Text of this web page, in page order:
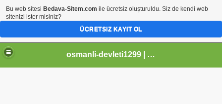
osmanli-devleti1299 | Osmanli Devleti | osmanli padisahlari | osmanli vezirleri | Osmanli Ansiklopedi Bilgileri
Bu web sitesi Bedava-Sitem.com ile ücretsiz oluşturuldu. Siz de kendi web
sitenizi ister misiniz?
ÜCRETSIZ KAYIT OL